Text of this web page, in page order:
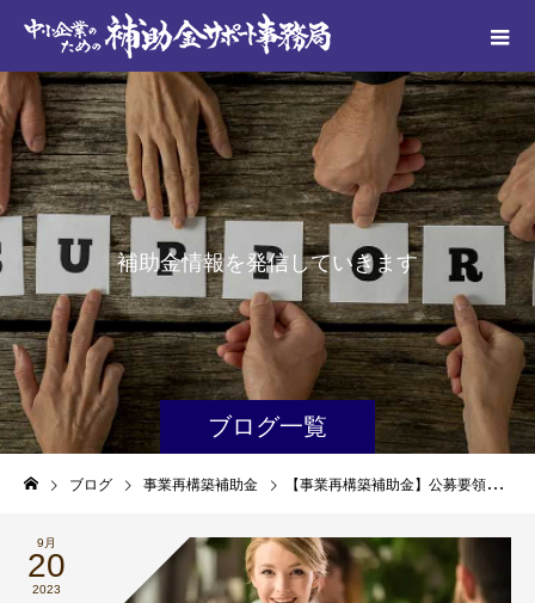
ブログ一覧
補助金情報を発信 していき ま す
ブログ 事業再構築補助金 【事業再構築補助金】公募要領（第11回）1.5版が公開されました。過去の公募要領との比較結果公開！
9月
20
2023